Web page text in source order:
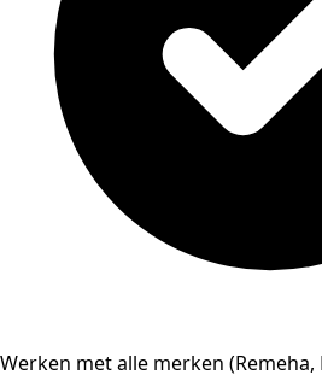
Werken met alle merken